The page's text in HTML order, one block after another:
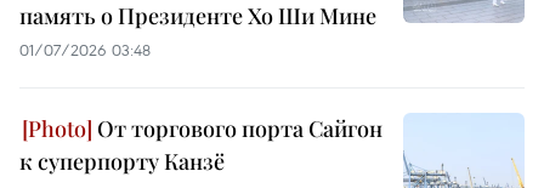
память о Президенте Хо Ши Мине
01/07/2026 03:48
От торгового порта Сайгон
к суперпорту Канзё